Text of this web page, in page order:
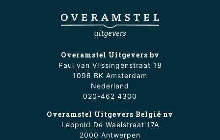
Overamstel Uitgevers bv
Paul van Vlissingenstraat 18
1096 BK Amsterdam
Nederland
020-462 4300
Overamstel Uitgevers België nv
Leopold De Waelstraat 17A
2000 Antwerpen